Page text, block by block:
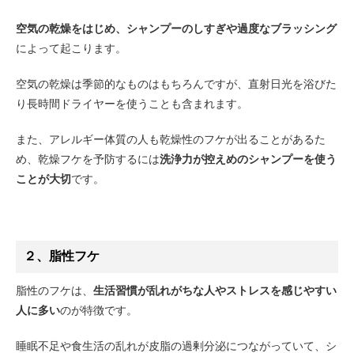
空気の乾燥をはじめ、シャンプーのしすぎや過度なブラッシング
によって起こります。
空気の乾燥は季節的なものはもちろんですが、直射日光を浴びた
り長時間ドライヤーを使うことも含まれます。
また、アレルギー体質の人も乾燥性のフケが出ることがあるた
め、乾燥フケを予防するには洗浄力が控えめのシャンプーを使う
ことが大切です。
２、脂性フケ
脂性のフケは、 生活習慣が乱れがちな人やストレスを感じやすい
人に多いのが特徴です。
睡眠不足や食生活の乱れが皮脂の過剰分泌につながっていて、シ